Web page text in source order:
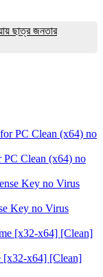
ছাত্র জনতার
PC Clean (x64) no
Key no Virus
[x32-x64] [Clean]